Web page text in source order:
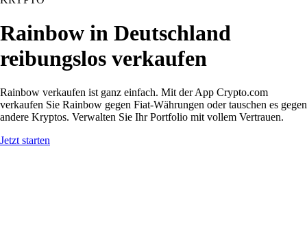
Rainbow in Deutschland
reibungslos verkaufen
Rainbow verkaufen ist ganz einfach. Mit der App Crypto.com
verkaufen Sie Rainbow gegen Fiat-Währungen oder tauschen es gegen
andere Kryptos. Verwalten Sie Ihr Portfolio mit vollem Vertrauen.
Jetzt starten